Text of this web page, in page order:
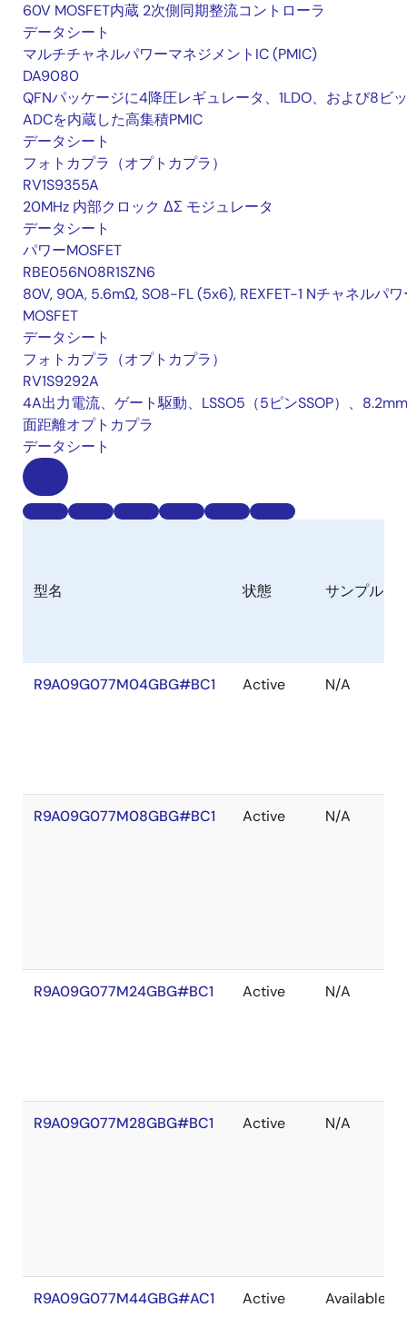
60V MOSFET内蔵 2次側同期整流コントローラ
データシート
マルチチャネルパワーマネジメントIC (PMIC)
DA9080
QFNパッケージに4降圧レギュレータ、1LDO、および8ビ
ADCを内蔵した高集積PMIC
データシート
フォトカプラ（オプトカプラ）
RV1S9355A
20MHz 内部クロック ΔΣ モジュレータ
データシート
パワーMOSFET
RBE056N08R1SZN6
80V, 90A, 5.6mΩ, SO8-FL (5x6), REXFET-1 Nチャネルパワ
MOSFET
データシート
フォトカプラ（オプトカプラ）
RV1S9292A
4A出力電流、ゲート駆動、LSSO5（5ピンSSOP）、
面距離オプトカプラ
データシート
型名 状態 サンプル
R9A09G077M04GBG#BC1 Active N/A
R9A09G077M08GBG#BC1 Active N/A
R9A09G077M24GBG#BC1 Active N/A
R9A09G077M28GBG#BC1 Active N/A
R9A09G077M44GBG#AC1 Active Available